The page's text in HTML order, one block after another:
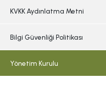
KVKK Aydınlatma Metni
Bilgi Güvenliği Politikası
Yönetim Kurulu